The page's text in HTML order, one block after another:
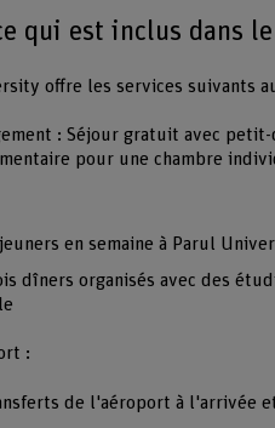
qui est inclus dans
offre les services suivants
: Séjour gratuit avec
pour une chambre
en semaine à Parul
dîners organisés avec des
:
de l'aéroport à l'arrivée